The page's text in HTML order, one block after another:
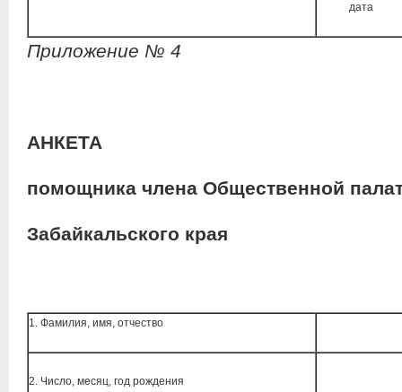
дата
Приложение № 4
АНКЕТА
помощника члена Общественной
Забайкальского края
1. Фамилия, имя, отчество
2. Число, месяц, год рождения